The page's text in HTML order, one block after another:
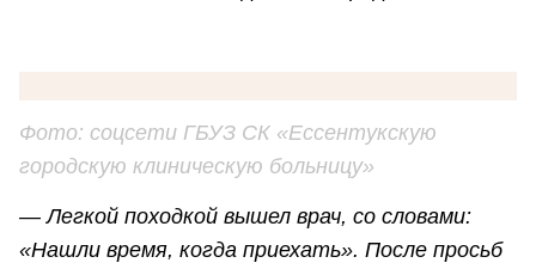
Фото: соцсети ГБУЗ СК «Ессентукскую
городскую клиническую больницу»
— Легкой походкой вышел врач, со словами:
«Нашли время, когда приехать». После просьб